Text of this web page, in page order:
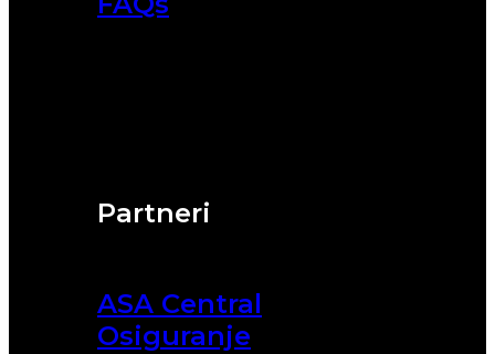
Partneri
ASA Central
Osiguranje